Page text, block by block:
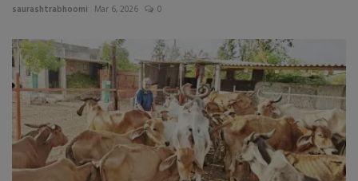
saurashtrabhoomi Mar 6, 2026 0